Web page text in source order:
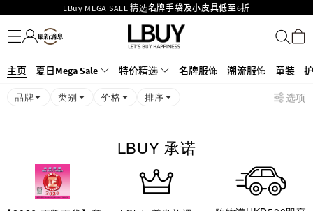
LBuy MEGA SALE 精选名牌手袋及小皮具低至6折
Goyard Hobo / Hobo Mini人气限量特别版限时原价低至75折!
LBuy呈献 - Hermès 及 Chanel 手袋及首饰低至6折，立即入手!
426号铺！
MOKO 1楼175号铺旗舰店特设名牌Hermès、CHANEL及LV专区！
购物满HKD500即享免运费！
名牌服饰
潮流服饰
童装
护肤美妆
香水香薰
个人护理
母婴护理
游戏及精品玩具
文仪用品
家居生活
电子产品
美食
医药保健
运动与户外用品
主页 夏日Mega Sale 特价精选 名牌服饰 潮流服饰 童装
品牌 类别 价格 排序 选项
LBUY 承诺